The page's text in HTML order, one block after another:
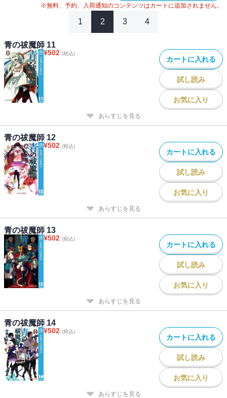
※無料、予約、入荷通知のコンテンツはカートに追加されません。
1 2 3 4
青の祓魔師 11
¥502 (税込)
カートに入れる
試し読み
お気に入り
あらすじを見る
青の祓魔師 12
¥502 (税込)
カートに入れる
試し読み
お気に入り
あらすじを見る
青の祓魔師 13
¥502 (税込)
カートに入れる
試し読み
お気に入り
あらすじを見る
青の祓魔師 14
¥502 (税込)
カートに入れる
試し読み
お気に入り
あらすじを見る